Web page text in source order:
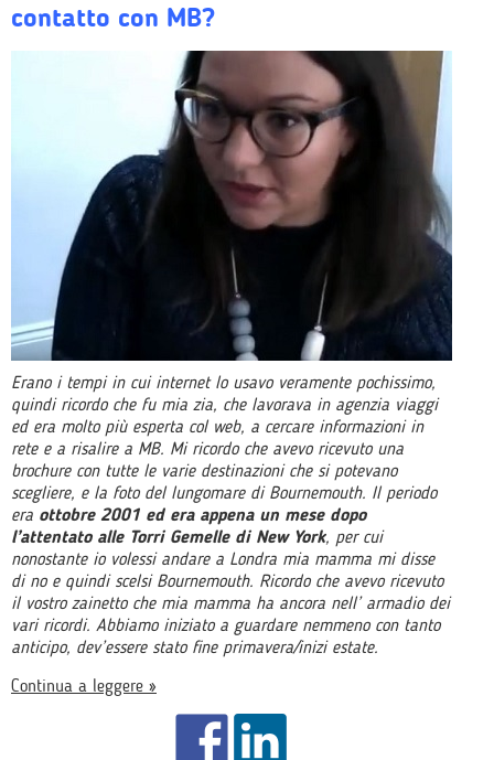
contatto con MB?
Erano i tempi in cui internet lo usavo veramente pochissimo,
quindi ricordo che fu mia zia, che lavorava in agenzia viaggi
ed era molto più esperta col web, a cercare informazioni in
rete e a risalire a MB. Mi ricordo che avevo ricevuto una
brochure con tutte le varie destinazioni che si potevano
scegliere, e la foto del lungomare di Bournemouth. Il periodo
era ottobre 2001 ed era appena un mese dopo
l’attentato alle Torri Gemelle di New York, per cui
nonostante io volessi andare a Londra mia mamma mi disse
di no e quindi scelsi Bournemouth. Ricordo che avevo ricevuto
il vostro zainetto che mia mamma ha ancora nell’ armadio dei
vari ricordi. Abbiamo iniziato a guardare nemmeno con tanto
anticipo, dev’essere stato fine primavera/inizi estate.
Continua a leggere »